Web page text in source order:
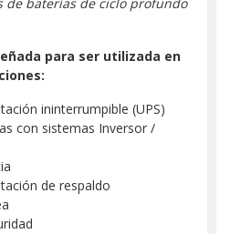
para ser utilizada en
ininterrumpible (UPS)
con sistemas Inversor /
de respaldo